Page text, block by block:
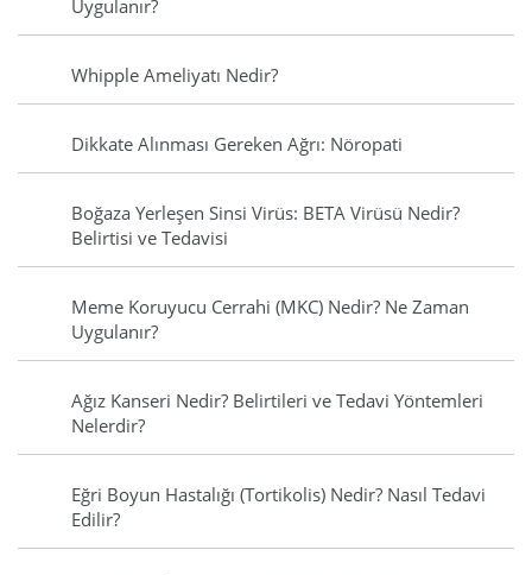
Uygulanır?
Whipple Ameliyatı Nedir?
Dikkate Alınması Gereken Ağrı: Nöropati
Boğaza Yerleşen Sinsi Virüs: BETA Virüsü Nedir?
Belirtisi ve Tedavisi
Meme Koruyucu Cerrahi (MKC) Nedir? Ne Zaman
Uygulanır?
Ağız Kanseri Nedir? Belirtileri ve Tedavi Yöntemleri
Nelerdir?
Eğri Boyun Hastalığı (Tortikolis) Nedir? Nasıl Tedavi
Edilir?